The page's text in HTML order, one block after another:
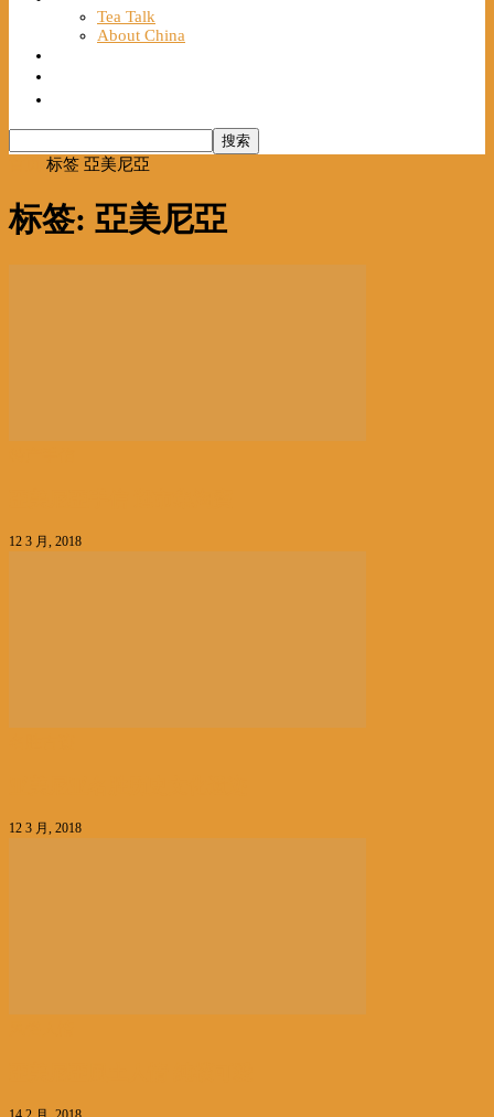
Tea Talk
About China
标签 亞美尼亞
标签: 亞美尼亞
12 3 月, 2018
12 3 月, 2018